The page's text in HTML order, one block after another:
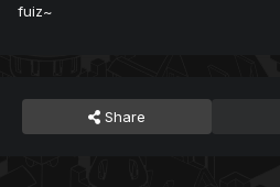
fuiz~
Share